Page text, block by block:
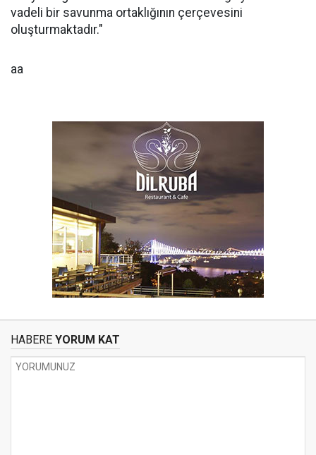
vadeli bir savunma ortaklığının çerçevesini
oluşturmaktadır."
aa
HABERE YORUM KAT